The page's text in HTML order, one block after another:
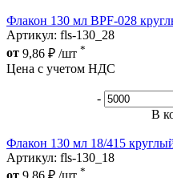
Флакон 130 мл BPF-028
Артикул: fls-130_28
от 9,86 ₽ /шт *
Цена с учетом НДС
-
В
Флакон 130 мл 18/415
Артикул: fls-130_18
от 9,86 ₽ /шт *